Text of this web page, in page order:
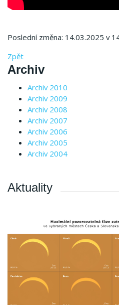
Poslední změna: 14.03.2025 v
Zpět
Archiv
Archiv 2010
Archiv 2009
Archiv 2008
Archiv 2007
Archiv 2006
Archiv 2005
Archiv 2004
Aktuality